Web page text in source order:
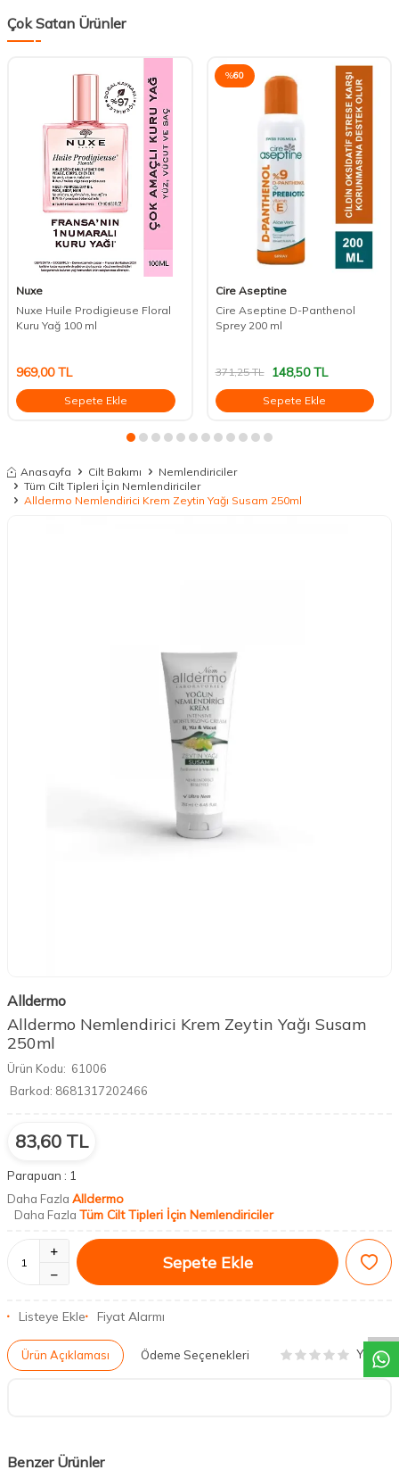
Çok Satan Ürünler
Nuxe
Nuxe Huile Prodigieuse Floral
Kuru Yağ 100 ml
969,00TL
Sepete Ekle
%60
Cire Aseptine
Cire Aseptine D-Panthenol
Sprey 200 ml
371,25TL 148,50TL
Sepete Ekle
Anasayfa Cilt Bakımı
Nemlendiriciler
Tüm Cilt Tipleri İçin Nemlendiriciler
Alldermo Nemlendirici Krem Zeytin Yağı Susam 250ml
Alldermo
Alldermo Nemlendirici Krem Zeytin Yağı Susam
250ml
Ürün Kodu: 61006
Barkod: 8681317202466
83,60 TL
Parapuan : 1
Daha Fazla Alldermo
Daha Fazla Tüm Cilt Tipleri İçin Nemlendiriciler
Sepete Ekle
Listeye Ekle Fiyat Alarmı
Ürün Açıklaması Ödeme Seçenekleri Yorum
Benzer Ürünler